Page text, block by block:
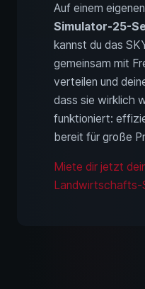
Auf einem eigenen
Simulator-25-
kannst du das
gemeinsam mit
verteilen und
dass sie wirklich
funktioniert:
bereit für große
Miete dir jetzt
Landwirtschafts-